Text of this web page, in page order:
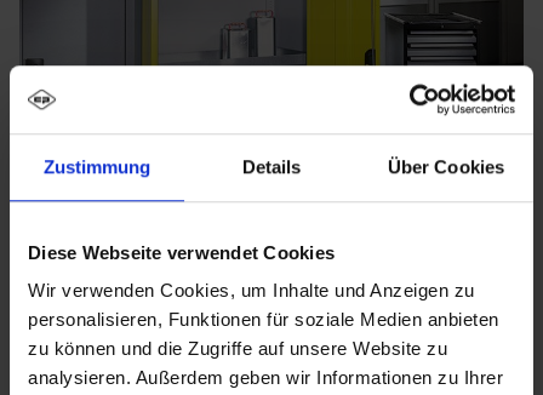
Zustimmung Details Über Cookies
Diese Webseite verwendet Cookies
Wir verwenden Cookies, um Inhalte und Anzeigen zu
personalisieren, Funktionen für soziale Medien anbieten
zu können und die Zugriffe auf unsere Website zu
analysieren. Außerdem geben wir Informationen zu Ihrer